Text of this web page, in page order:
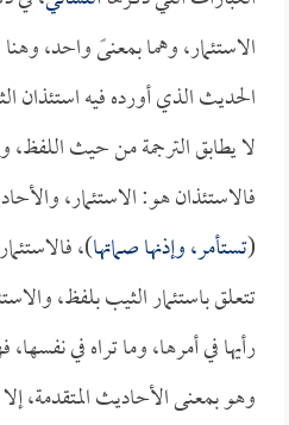
الاستئمار، وهما بمعنىً واحد،
الحديث الذي أورده فيه استئذان
لا يطابق الترجمة من حيث اللفظ،
فالاستئذان هو: الاستئمار،
(تستأمر، وإذنها صماتها)،
تتعلق باستئمار الثيب بلفظ،
رأيها في أمرها، وما تراه في
وهو بمعنى الأحاديث المتقدمة،